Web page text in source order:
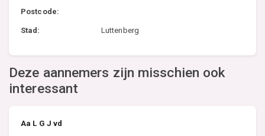
Postcode:
Stad: Luttenberg
Deze aannemers zijn misschien ook
interessant
Aa L G J vd